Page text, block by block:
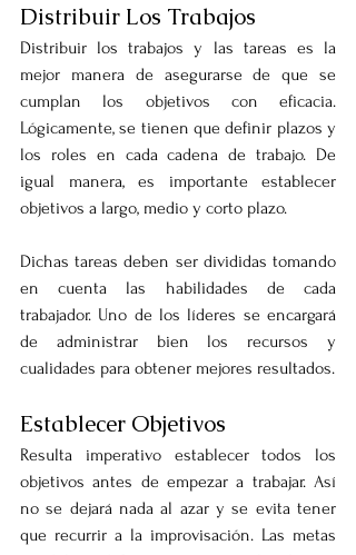
Distribuir Los Trabajos
Distribuir los trabajos y las tareas es la
mejor manera de asegurarse de que se
cumplan los objetivos con eficacia.
Lógicamente, se tienen que definir plazos y
los roles en cada cadena de trabajo. De
igual manera, es importante establecer
objetivos a largo, medio y corto plazo.
Dichas tareas deben ser divididas tomando
en cuenta las habilidades de cada
trabajador. Uno de los líderes se encargará
de administrar bien los recursos y
cualidades para obtener mejores resultados.
Establecer Objetivos
Resulta imperativo establecer todos los
objetivos antes de empezar a trabajar. Así
no se dejará nada al azar y se evita tener
que recurrir a la improvisación. Las metas